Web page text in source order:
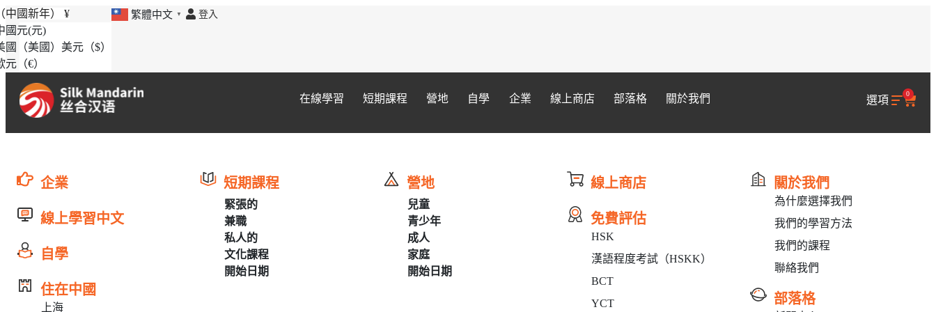
中國新年） ¥
國元(元)
國（美國）美元 （$）
元 （€）
繁體中文 ▼ 登入
在線學習 短期課程 營地 自學 企業 線上商店 部落格 關於我們 選項
0
企業
線上學習中文
自學
住在中國
上海
短期課程
緊張的
兼職
私人的
文化課程
開始日期
營地
兒童
青少年
成人
家庭
開始日期
線上商店
免費評估
HSK
漢語程度考試（HSKK）
BCT
YCT
關於我們
為什麼選擇我們
我們的學習方法
我們的課程
聯絡我們
部落格